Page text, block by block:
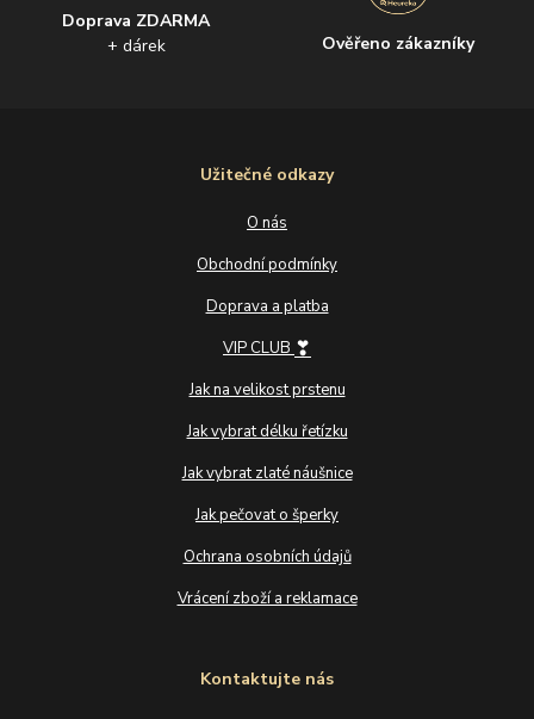
Doprava ZDARMA
+ dárek
Ověřeno zákazníky
Užitečné odkazy
O nás
Obchodní podmínky
Doprava a platba
VIP CLUB ❣
Jak na velikost prstenu
Jak vybrat délku řetízku
Jak vybrat zlaté náušnice
Jak pečovat o šperky
Ochrana osobních údajů
Vrácení zboží a reklamace
Kontaktujte nás